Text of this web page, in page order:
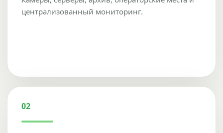
централизованный мониторинг.
02